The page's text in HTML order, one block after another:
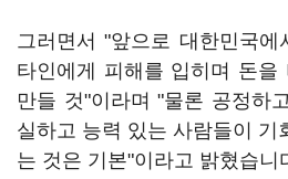
그러면서 "앞으로 대한민국에
타인에게 피해를 입히며 돈을
만들 것"이라며 "물론 공정하
실하고 능력 있는 사람들이 기
는 것은 기본"이라고 밝혔습니